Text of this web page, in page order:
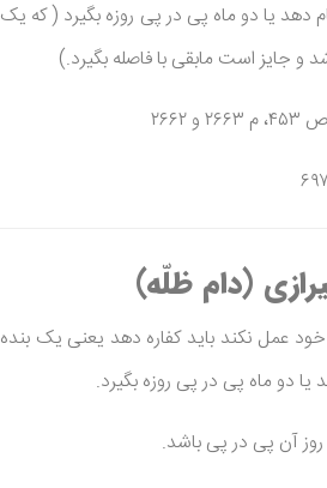
یا به ۶۰ فقیر طعام دهد یا دو ماه پی در پی روزه بگیرد ( که یک
جایز است مابقی با فاصله بگیرد.)
(دام ظلّه)
خود عمل نکند باید کفاره دهد یعنی یک بنده